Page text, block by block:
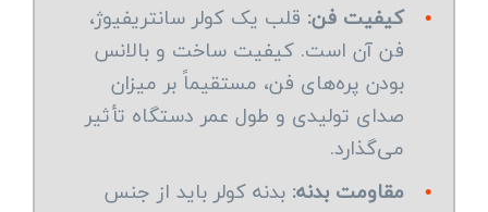
•
کیفیت فن: قلب یک کولر سانتریفیوژ،
فن آن است. کیفیت ساخت و بالانس
بودن پره‌های فن، مستقیماً بر میزان
صدای تولیدی و طول عمر دستگاه تأثیر
می‌گذارد.
•
مقاومت بدنه: بدنه کولر باید از جنس